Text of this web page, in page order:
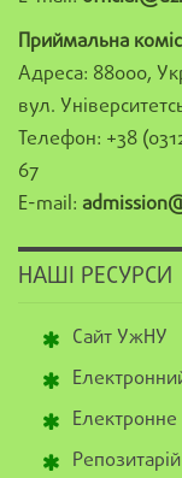
Приймальна
Адреса: 88000,
вул.
Телефон: +38
67
E-mail:
НАШІ РЕСУРСИ
Сайт УжНУ